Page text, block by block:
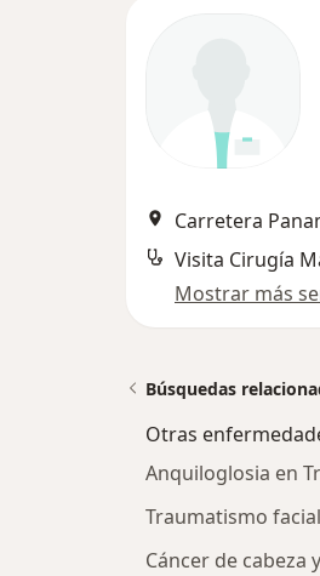
Visita Cirugía
Mostrar más
Búsquedas
Otras
Anquiloglosia en
Traumatismo
Cáncer de cabeza